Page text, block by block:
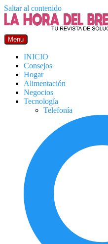
Saltar al contenido
Menu
INICIO
Consejos
Hogar
Alimentación
Negocios
Tecnología
Telefonía